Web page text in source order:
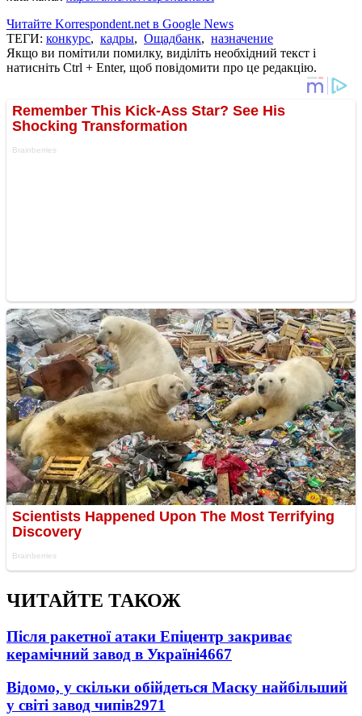
Читайте Korrespondent.net в Google News
ТЕГИ: конкурс, кадры, Ощадбанк, назначение
Якщо ви помітили помилку, виділіть необхідний текст і
натисніть Ctrl + Enter, щоб повідомити про це редакцію.
ЧИТАЙТЕ ТАКОЖ
Після ракетної атаки Епіцентр закриває
керамічний завод в Україні4667
Відомо, у скільки обійдеться Маску найбільший
у світі завод чипів2971